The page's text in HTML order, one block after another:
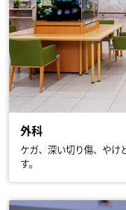
外科
ケガ、深い切り傷、やけ
す。